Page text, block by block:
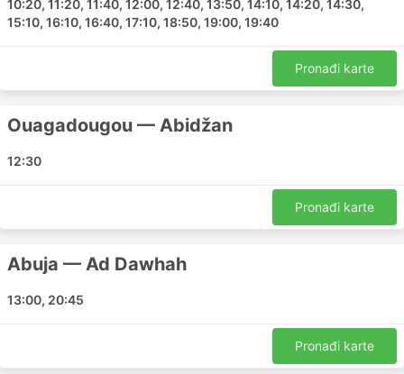
Africa World Airlines vam može pomoći da putujete
između međunarodnih ili domaćih zračnih luka diljem
zemlje. Ovo su glavne zračne luke koje prevoznik
Zračna luka Accra
Freetown Airport
Zračna luka Lagos
Africa World Airlines Glavna odredišta
10:20, 11:20, 11:40, 12:00, 12:40, 13:50, 14:10, 14:20, 14:30,
15:10, 16:10, 16:40, 17:10, 18:50, 19:00, 19:40
Pronađi karte
Ouagadougou — Abidžan
12:30
Pronađi karte
Abuja — Ad Dawhah
13:00, 20:45
Pronađi karte